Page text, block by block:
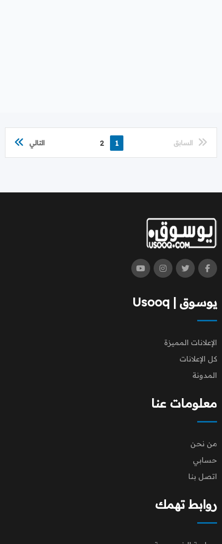
السابق 1
2 التالي
يوسوق | Usooq
الإعلانات المميزة
كل الإعلانات
المدونة
معلومات عنا
من نحن
حسابي
اتصل بنا
روابط تهمك